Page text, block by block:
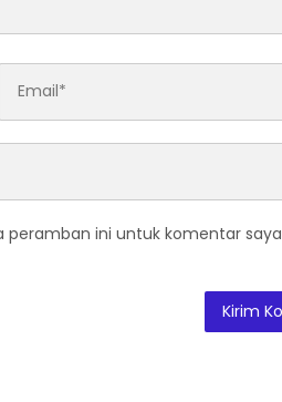
peramban ini untuk komentar saya